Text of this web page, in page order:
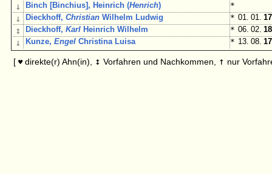
↓ Binch [Binchius], Heinrich (Henrich) *
↓ Dieckhoff,Christian Wilhelm Ludwig * 01. 01.
↕ Dieckhoff,Karl Heinrich Wilhelm * 06. 02.
↓ Kunze,Engel Christina Luisa * 13. 08.
[ ♥ direkte(r) Ahn(in), ↕ Vorfahren und Nachkommen, ↑ nur